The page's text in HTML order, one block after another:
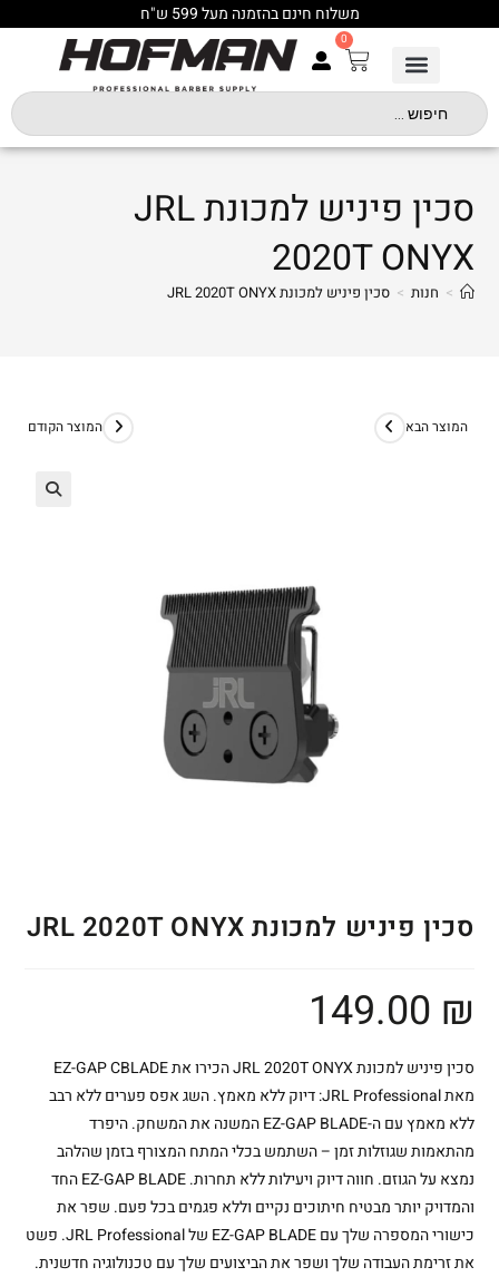
משלוח חינם בהזמנה מעל 599 ש"ח
0
סכין פיניש למכונת JRL
2020T ONYX
> חנות > סכין פיניש למכונת JRL 2020T ONYX
המוצר הקודם המוצר הבא
סכין פיניש למכונת JRL 2020T ONYX
149.00 ₪
סכין פיניש למכונת JRL 2020T ONYX הכירו את EZ-GAP CBLADE
מאת JRL Professional: דיוק ללא מאמץ. השג אפס פערים ללא רבב
ללא מאמץ עם ה-EZ-GAP BLADE המשנה את המשחק. היפרד
מהתאמות שגוזלות זמן – השתמש בכלי המתח המצורף בזמן שהלהב
נמצא על הגוזם. חווה דיוק ויעילות ללא תחרות. EZ-GAP BLADE החד
והמדויק יותר מבטיח חיתוכים נקיים וללא פגמים בכל פעם. שפר את
כישורי המספרה שלך עם EZ-GAP BLADE של JRL Professional. פשט
את זרימת העבודה שלך ושפר את הביצועים שלך עם טכנולוגיה חדשנית.